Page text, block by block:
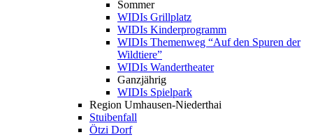
Sommer
WIDIs Grillplatz
WIDIs Kinderprogramm
WIDIs Themenweg “Auf den Spuren der
Wildtiere”
WIDIs Wandertheater
Ganzjährig
WIDIs Spielpark
Region Umhausen-Niederthai
Stuibenfall
Ötzi Dorf